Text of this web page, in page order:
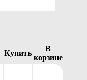
Купить
В
корзине